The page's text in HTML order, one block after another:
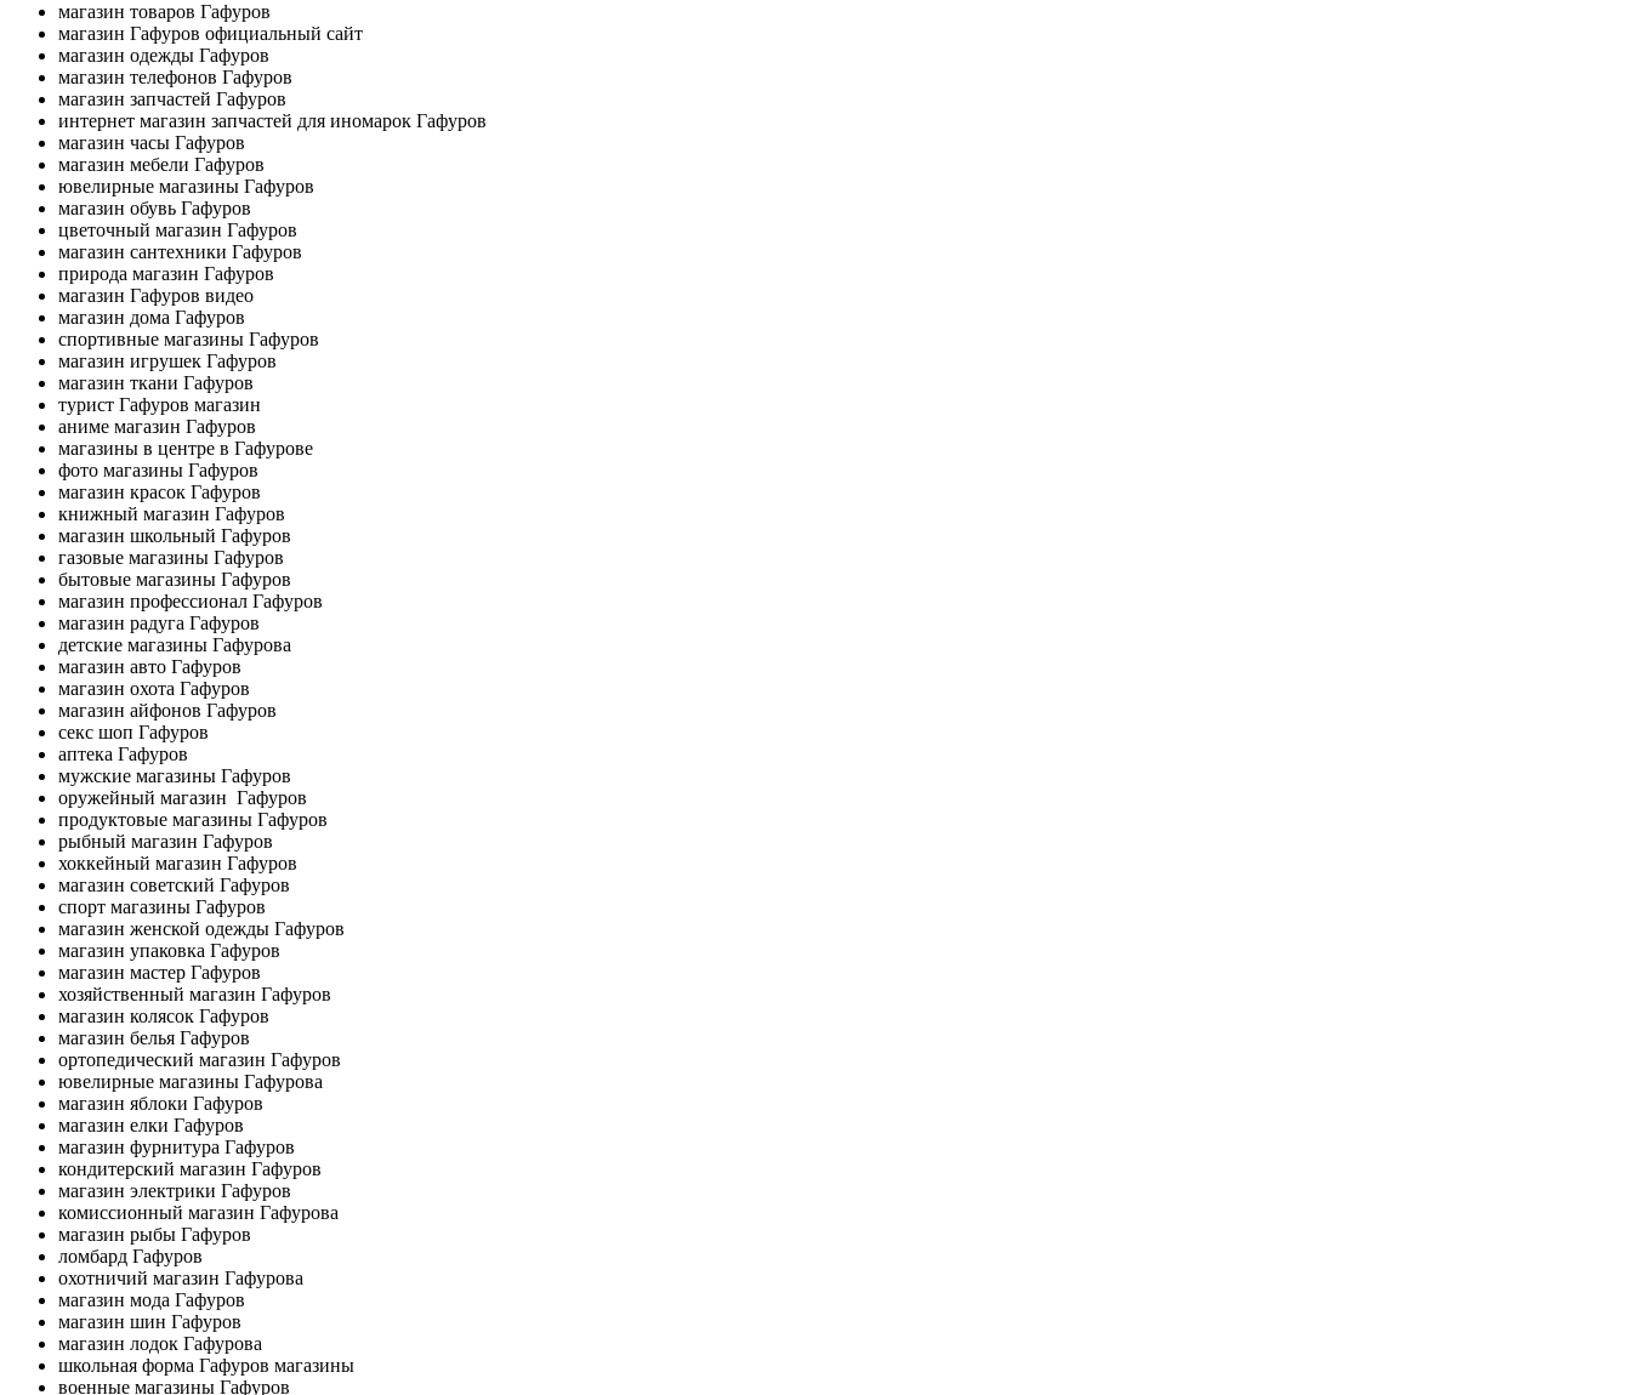
магазин товаров Гафуров
магазин Гафуров официальный сайт
магазин одежды Гафуров
магазин телефонов Гафуров
магазин запчастей Гафуров
интернет магазин запчастей для иномарок Гафуров
магазин часы Гафуров
магазин мебели Гафуров
ювелирные магазины Гафуров
магазин обувь Гафуров
цветочный магазин Гафуров
магазин сантехники Гафуров
природа магазин Гафуров
магазин Гафуров видео
магазин дома Гафуров
спортивные магазины Гафуров
магазин игрушек Гафуров
магазин ткани Гафуров
турист Гафуров магазин
аниме магазин Гафуров
магазины в центре в Гафурове
фото магазины Гафуров
магазин красок Гафуров
книжный магазин Гафуров
магазин школьный Гафуров
газовые магазины Гафуров
бытовые магазины Гафуров
магазин профессионал Гафуров
магазин радуга Гафуров
детские магазины Гафурова
магазин авто Гафуров
магазин охота Гафуров
магазин айфонов Гафуров
секс шоп Гафуров
аптека Гафуров
мужские магазины Гафуров
оружейный магазин Гафуров
продуктовые магазины Гафуров
рыбный магазин Гафуров
хоккейный магазин Гафуров
магазин советский Гафуров
спорт магазины Гафуров
магазин женской одежды Гафуров
магазин упаковка Гафуров
магазин мастер Гафуров
хозяйственный магазин Гафуров
магазин колясок Гафуров
магазин белья Гафуров
ортопедический магазин Гафуров
ювелирные магазины Гафурова
магазин яблоки Гафуров
магазин елки Гафуров
магазин фурнитура Гафуров
кондитерский магазин Гафуров
магазин электрики Гафуров
комиссионный магазин Гафурова
магазин рыбы Гафуров
ломбард Гафуров
охотничий магазин Гафурова
магазин мода Гафуров
магазин шин Гафуров
магазин лодок Гафурова
школьная форма Гафуров магазины
военные магазины Гафуров